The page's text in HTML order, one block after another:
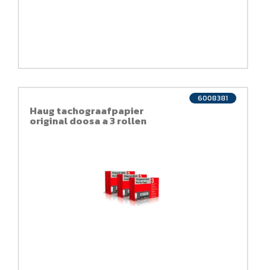
Haug tachograafpapier
original doosa a 3 rollen
6008381